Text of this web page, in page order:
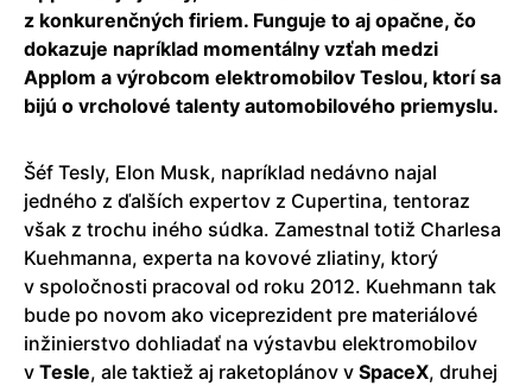
z konkurenčných firiem. Funguje to aj opačne, čo
dokazuje napríklad momentálny vzťah medzi
Applom a výrobcom elektromobilov Teslou, ktorí sa
bijú o vrcholové talenty automobilového priemyslu.
Šéf Tesly, Elon Musk, napríklad nedávno najal
jedného z ďalších expertov z Cupertina, tentoraz
však z trochu iného súdka. Zamestnal totiž Charlesa
Kuehmanna, experta na kovové zliatiny, ktorý
v spoločnosti pracoval od roku 2012. Kuehmann tak
bude po novom ako viceprezident pre materiálové
inžinierstvo dohliadať na výstavbu elektromobilov
v Tesle, ale taktiež aj raketoplánov v SpaceX, druhej